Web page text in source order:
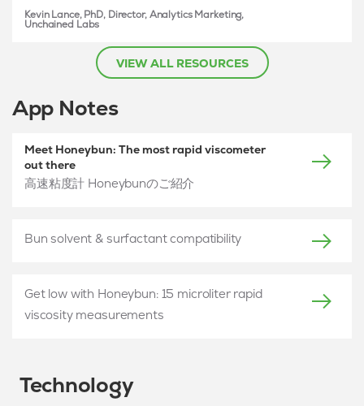
Kevin Lance, PhD, Director, Analytics Marketing,
Unchained Labs
VIEW ALL RESOURCES
App Notes
Meet Honeybun: The most rapid viscometer
out there
高速粘度計 Honeybunのご紹介
Bun solvent & surfactant compatibility
Get low with Honeybun: 15 microliter rapid
viscosity measurements
Technology